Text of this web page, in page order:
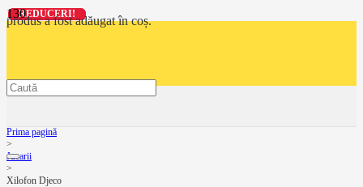
produsa fost adăugat în coș.
Prima pagină
>
Jucarii
>
Xilofon Djeco
REDUCERI!
REDUCERI!
REDUCERI!
REDUCERI!